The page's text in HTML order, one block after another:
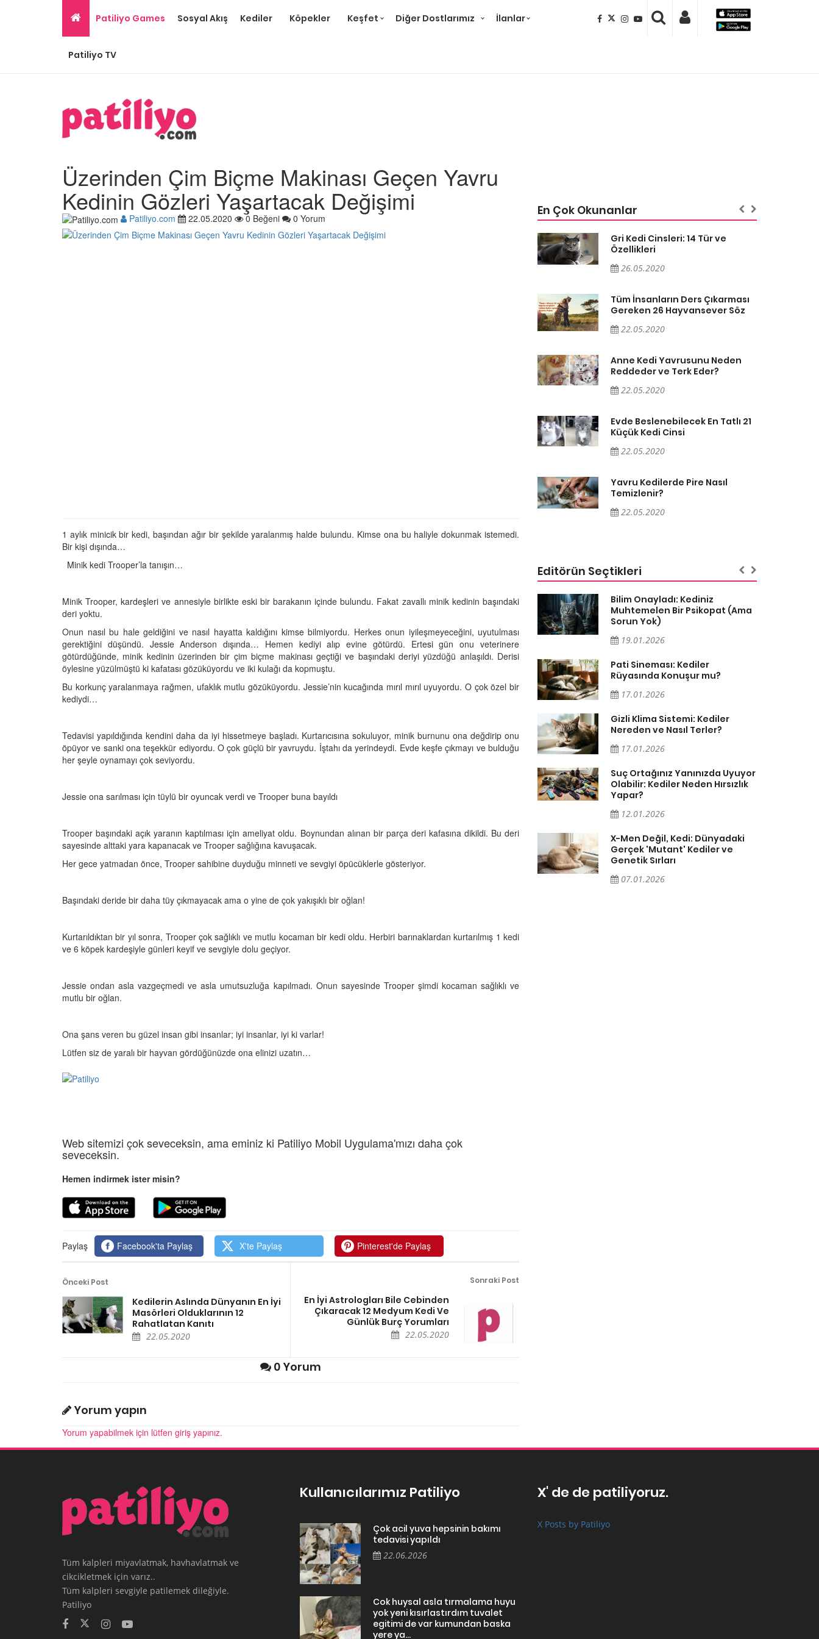
Patiliyo Games Sosyal Akış Kediler Köpekler Keşfet Diğer Dostlarımız İlanlar
Patiliyo TV
Üzerinden Çim Biçme Makinası Geçen Yavru
Kedinin Gözleri Yaşartacak Değişimi
Patiliyo.com 22.05.2020 0 Beğeni 0 Yorum
1 aylık minicik bir kedi, başından ağır bir şekilde yaralanmış halde bulundu. Kimse ona bu haliyle dokunmak istemedi.
Bir kişi dışında…
Minik kedi Trooper’la tanışın…
Minik Trooper, kardeşleri ve annesiyle birlikte eski bir barakanın içinde bulundu. Fakat zavallı minik kedinin başındaki
deri yoktu.
Onun nasıl bu hale geldiğini ve nasıl hayatta kaldığını kimse bilmiyordu. Herkes onun iyileşmeyeceğini, uyutulması
gerektiğini düşündü. Jessie Anderson dışında… Hemen kediyi alıp evine götürdü. Ertesi gün onu veterinere
götürdüğünde, minik kedinin üzerinden bir çim biçme makinası geçtiği ve başındaki deriyi yüzdüğü anlaşıldı. Derisi
öylesine yüzülmüştü ki kafatası gözüküyordu ve iki kulağı da kopmuştu.
Bu korkunç yaralanmaya rağmen, ufaklık mutlu gözüküyordu. Jessie’nin kucağında mırıl mırıl uyuyordu. O çok özel bir
kediydi…
Tedavisi yapıldığında kendini daha da iyi hissetmeye başladı. Kurtarıcısına sokuluyor, minik burnunu ona değdirip onu
öpüyor ve sanki ona teşekkür ediyordu. O çok güçlü bir yavruydu. İştahı da yerindeydi. Evde keşfe çıkmayı ve bulduğu
her şeyle oynamayı çok seviyordu.
Jessie ona sarılması için tüylü bir oyuncak verdi ve Trooper buna bayıldı
Trooper başındaki açık yaranın kaptılması için ameliyat oldu. Boynundan alınan bir parça deri kafasına dikildi. Bu deri
sayesinde alttaki yara kapanacak ve Trooper sağlığına kavuşacak.
Her gece yatmadan önce, Trooper sahibine duyduğu minneti ve sevgiyi öpücüklerle gösteriyor.
Başındaki deride bir daha tüy çıkmayacak ama o yine de çok yakışıklı bir oğlan!
Kurtarıldıktan bir yıl sonra, Trooper çok sağlıklı ve mutlu kocaman bir kedi oldu. Herbiri barınaklardan kurtarılmış 1 kedi
ve 6 köpek kardeşiyle günleri keyif ve sevgiyle dolu geçiyor.
Jessie ondan asla vazgeçmedi ve asla umutsuzluğa kapılmadı. Onun sayesinde Trooper şimdi kocaman sağlıklı ve
mutlu bir oğlan.
Ona şans veren bu güzel insan gibi insanlar; iyi insanlar, iyi ki varlar!
Lütfen siz de yaralı bir hayvan gördüğünüzde ona elinizi uzatın…
Web sitemizi çok seveceksin, ama eminiz ki Patiliyo Mobil Uygulama'mızı daha çok
seveceksin.
Hemen indirmek ister misin?
Paylaş Facebook'ta Paylaş X'te Paylaş Pinterest'de Paylaş
Önceki Post
Kedilerin Aslında Dünyanın En İyi
Masörleri Olduklarının 12
Rahatlatan Kanıtı
22.05.2020
Sonraki Post
En İyi Astrologları Bile Cebinden
Çıkaracak 12 Medyum Kedi Ve
Günlük Burç Yorumları
22.05.2020
0 Yorum
Yorum yapın
Yorum yapabilmek için lütfen giriş yapınız.
En Çok Okunanlar
Gri Kedi Cinsleri: 14 Tür ve
Gri Kedi Cinsleri: 14 Tür ve
Özellikleri
26.05.2020
Tüm İnsanların Ders Çıkarması
Gereken 26 Hayvansever Söz
22.05.2020
Anne Kedi Yavrusunu Neden
Reddeder ve Terk Eder?
22.05.2020
Evde Beslenebilecek En Tatlı 21
Küçük Kedi Cinsi
22.05.2020
Yavru Kedilerde Pire Nasıl
Temizlenir?
22.05.2020
Editörün Seçtikleri
Sahiplerine Ölü
Gerçek Şok
Olunca Gerçekten
Renk Gözleri
Kedilerin Kutsal
Yasalara
Dünyası
Kedi Oyunları: "Evde Kedinizle
Oynayabileceğiniz 10 Yaratıcı
11.10.2025
Kedi Beslenmesi: "Çiğ Mama mı,
Kuru Mama mı? Artıları ve
Eksileri"
Kedi Psikolojisi: Kedilerde Ayrılık
Kaygısı ve Çözüm Yöntemleri
11.10.2025
Mırlamaya Başladı? Evrimsel Bir
Kediler Neden "Eğitilemez"?
Vahşi Atalarına Bilimsel
Yolculuk
Sarman Kediler Neden
“Yaramaz”? Kısa Bir Blog
25.09.2025
Kediler Neden Dört Ayak
Üzerine Düşer? Evrimsel
22.09.2025
Kadar Önemli? Evrimsel İşlevleri
22.09.2025
Özel Bir Bağ: Tekir Kedilerle
Psikolojisi
Bilim Onayladı: Kediniz
Muhtemelen Bir Psikopat (Ama
Sorun Yok)
19.01.2026
Pati Sineması: Kediler
Rüyasında Konuşur mu?
17.01.2026
Gizli Klima Sistemi: Kediler
Nereden ve Nasıl Terler?
17.01.2026
Suç Ortağınız Yanınızda Uyuyor
Olabilir: Kediler Neden Hırsızlık
Yapar?
12.01.2026
X-Men Değil, Kedi: Dünyadaki
Gerçek 'Mutant' Kediler ve
Genetik Sırları
07.01.2026
Tüm kalpleri miyavlatmak, havhavlatmak ve
cikcikletmek için varız..
Tüm kalpleri sevgiyle patilemek dileğiyle.
Patiliyo
Kullanıcılarımız Patiliyo
Çok acil yuva hepsinin bakımı
tedavisi yapıldı
22.06.2026
Cok huysal asla tırmalama huyu
yok yeni kısırlastırdım tuvalet
egitimi de var kumundan baska
yere ya...
X' de de patiliyoruz.
X Posts by Patiliyo